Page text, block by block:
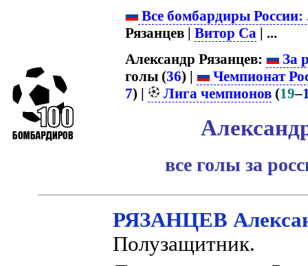
Все бомбардиры России:
Рязанцев | Витор Са | ...
Александр Рязанцев:
За
голы (36) |
Чемпионат
7) | Лига чемпионов (19–
все голы за
РЯЗАНЦЕВ
Полузащитник.